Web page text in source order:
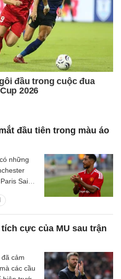
đầu tiên trong màu áo
những
Saint-
cực của MU sau trận
cảm
các cầu